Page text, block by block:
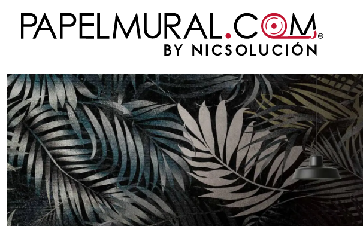
Inicio PAPEL MURAL FOTOMURALES THE WALL BOTANIC & JUNGLE - 382381 - THE WALL - A.C